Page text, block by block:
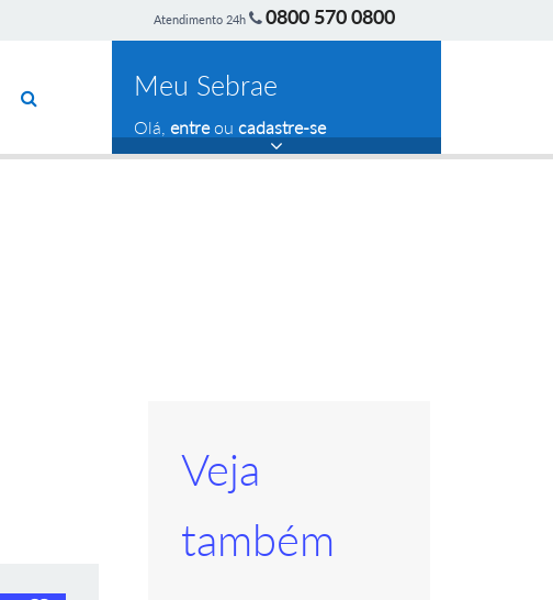
Atendimento 24h 0800 570 0800
Meu Sebrae
Olá, entreou cadastre-se
Veja
também